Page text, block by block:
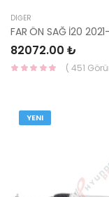
DIĞER
82072.00 ₺
( 451
YENI